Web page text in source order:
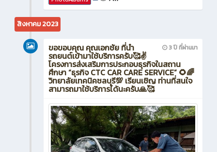
สิงหาคม 2023
3 ปี ที่ผ่านมา
ขอขอบคุณ คุณเอกชัย ที่นำ
รถยนต์เข้ามาใช้บริการครับ🥰✌️
โครงการส่งเสริมการประกอบธุรกิจในสถาน
ศึกษา “ธุรกิจ CTC CAR CARE SERVICE” 🌻🌈
วิทยาลัยเทคนิคชลบุรี💯 เรียนเชิญ ท่านที่สนใจ
สามารถมาใช้บริการได้นะครับ🙏🥰